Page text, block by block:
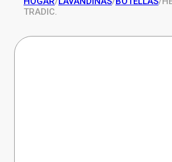
TRADIC.